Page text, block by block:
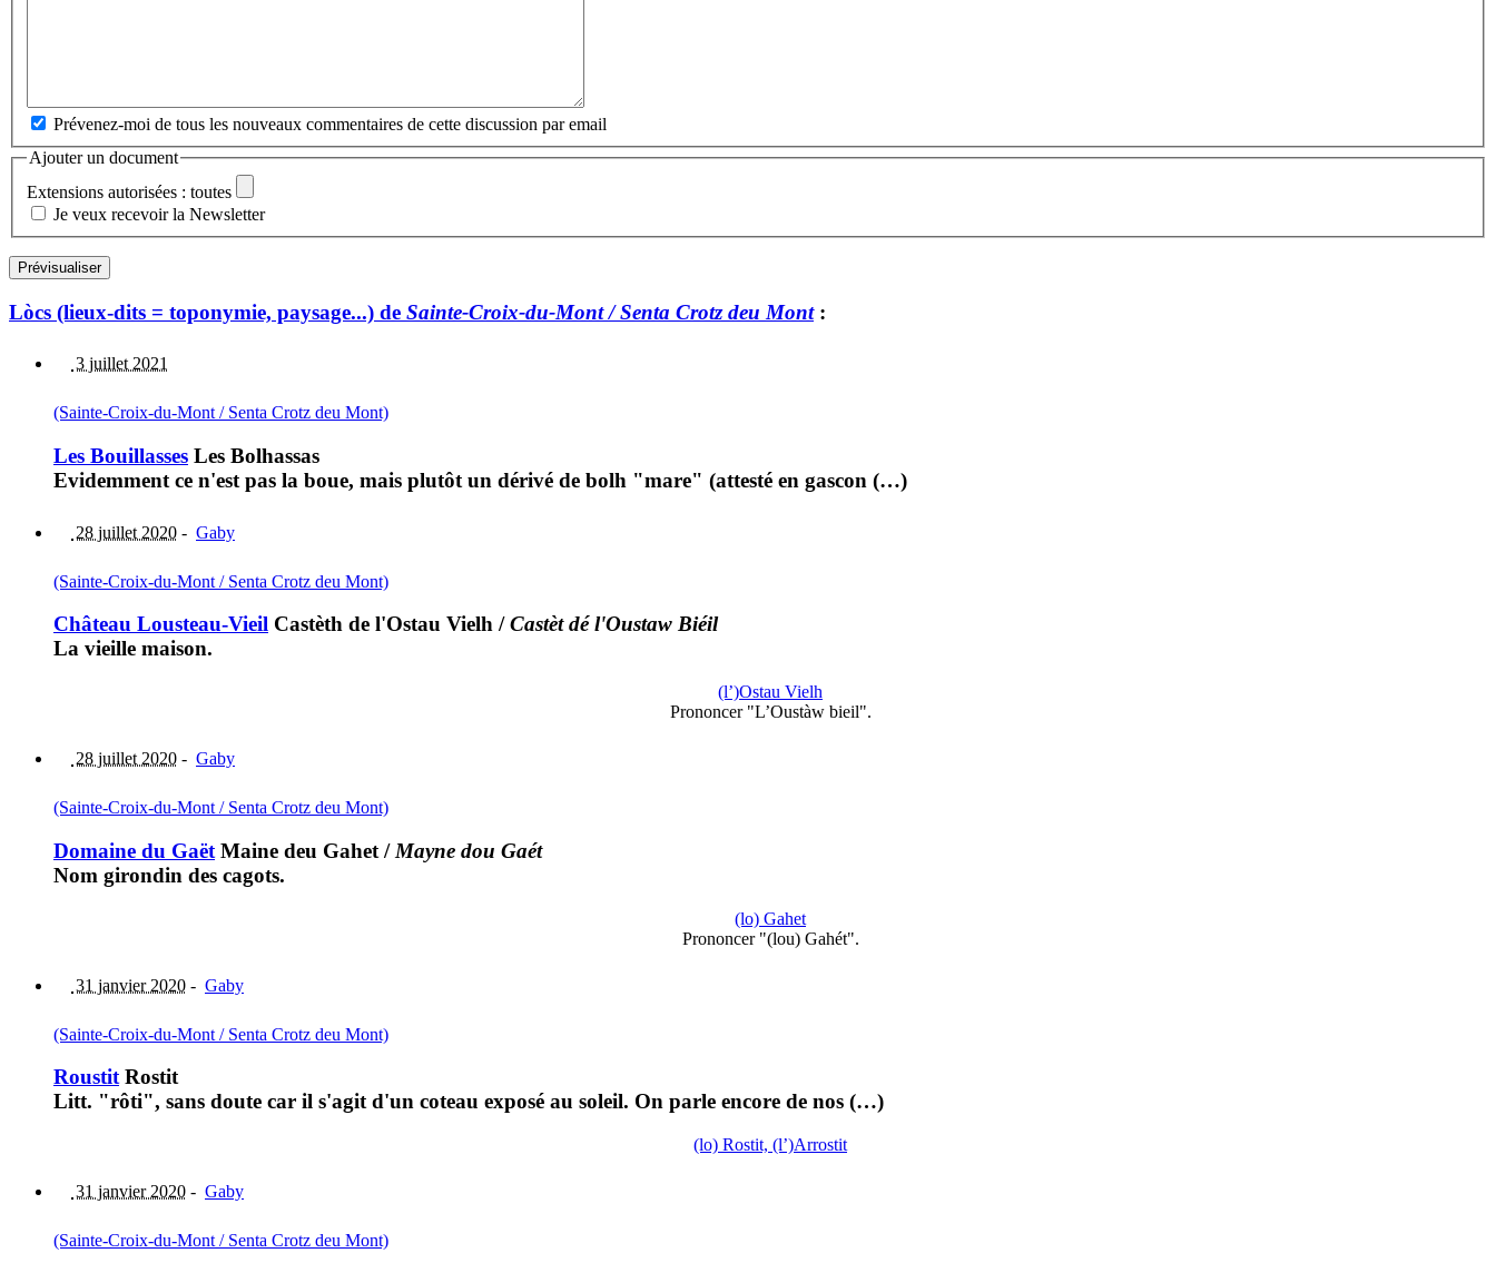
Prévenez-moi de tous les nouveaux commentaires de cette discussion par email
Ajouter un document
Extensions autorisées : toutes
Je veux recevoir la Newsletter
Lòcs (lieux-dits = toponymie, paysage...) de Sainte-Croix-du-Mont / Senta Crotz deu Mont:
3 juillet 2021
(Sainte-Croix-du-Mont / Senta Crotz deu Mont)
Les Bouillasses Les Bolhassas
Evidemment ce n'est pas la boue, mais plutôt un dérivé de bolh "mare" (attesté en gascon (…)
28 juillet 2020 - Gaby
(Sainte-Croix-du-Mont / Senta Crotz deu Mont)
Château Lousteau-Vieil Castèth de l'Ostau Vielh /Castèt dé l'Oustaw Biéil
La vieille maison.
(l’)Ostau Vielh
Prononcer "L’Oustàw bieil".
28 juillet 2020 - Gaby
(Sainte-Croix-du-Mont / Senta Crotz deu Mont)
Domaine du Gaët Maine deu Gahet / Mayne dou Gaét
Nom girondin des cagots.
(lo) Gahet
Prononcer "(lou) Gahét".
31 janvier 2020 - Gaby
(Sainte-Croix-du-Mont / Senta Crotz deu Mont)
RoustitRostit
Litt. "rôti", sans doute car il s'agit d'un coteau exposé au soleil. On parle encore de nos (…)
(lo) Rostit, (l’)Arrostit
31 janvier 2020 - Gaby
(Sainte-Croix-du-Mont / Senta Crotz deu Mont)